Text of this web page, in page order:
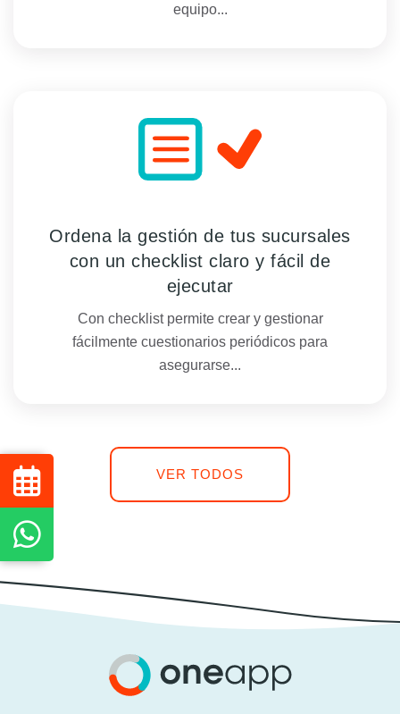
equipo...
Ordena la gestión de tus sucursales
con un checklist claro y fácil de
ejecutar
Con checklist permite crear y gestionar
fácilmente cuestionarios periódicos para
asegurarse...
VER TODOS